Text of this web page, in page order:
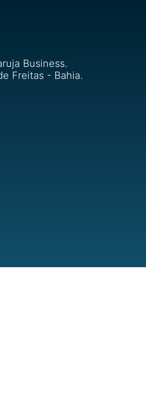
Business.
Freitas - Bahia.